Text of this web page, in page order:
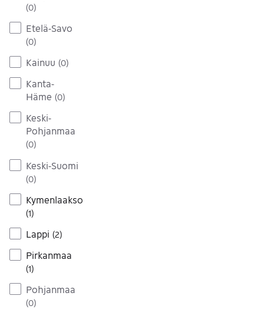
(0)
Etelä-Savo
(0)
Kainuu (0)
Kanta-
Häme (0)
Keski-
Pohjanmaa
(0)
Keski-Suomi
(0)
Kymenlaakso
(1)
Lappi (2)
Pirkanmaa
(1)
Pohjanmaa
(0)